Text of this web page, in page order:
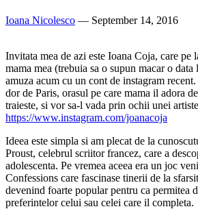
Ioana Nicolesco — September 14, 2016
Invitata mea de azi este Ioana Coja, care pe
mama mea (trebuia sa o supun macar o
amuza acum cu un cont de instagram
dor de Paris, orasul pe care mama il adora
traieste, si vor sa-l vada prin ochii unei
https://www.instagram.com/joanacoja
Ideea este simpla si am plecat de la
Proust, celebrul scriitor francez, care a
adolescenta. Pe vremea aceea era un joc
Confessions care fascinase tinerii de la
devenind foarte popular pentru ca permitea
preferintelor celui sau celei care il completa.